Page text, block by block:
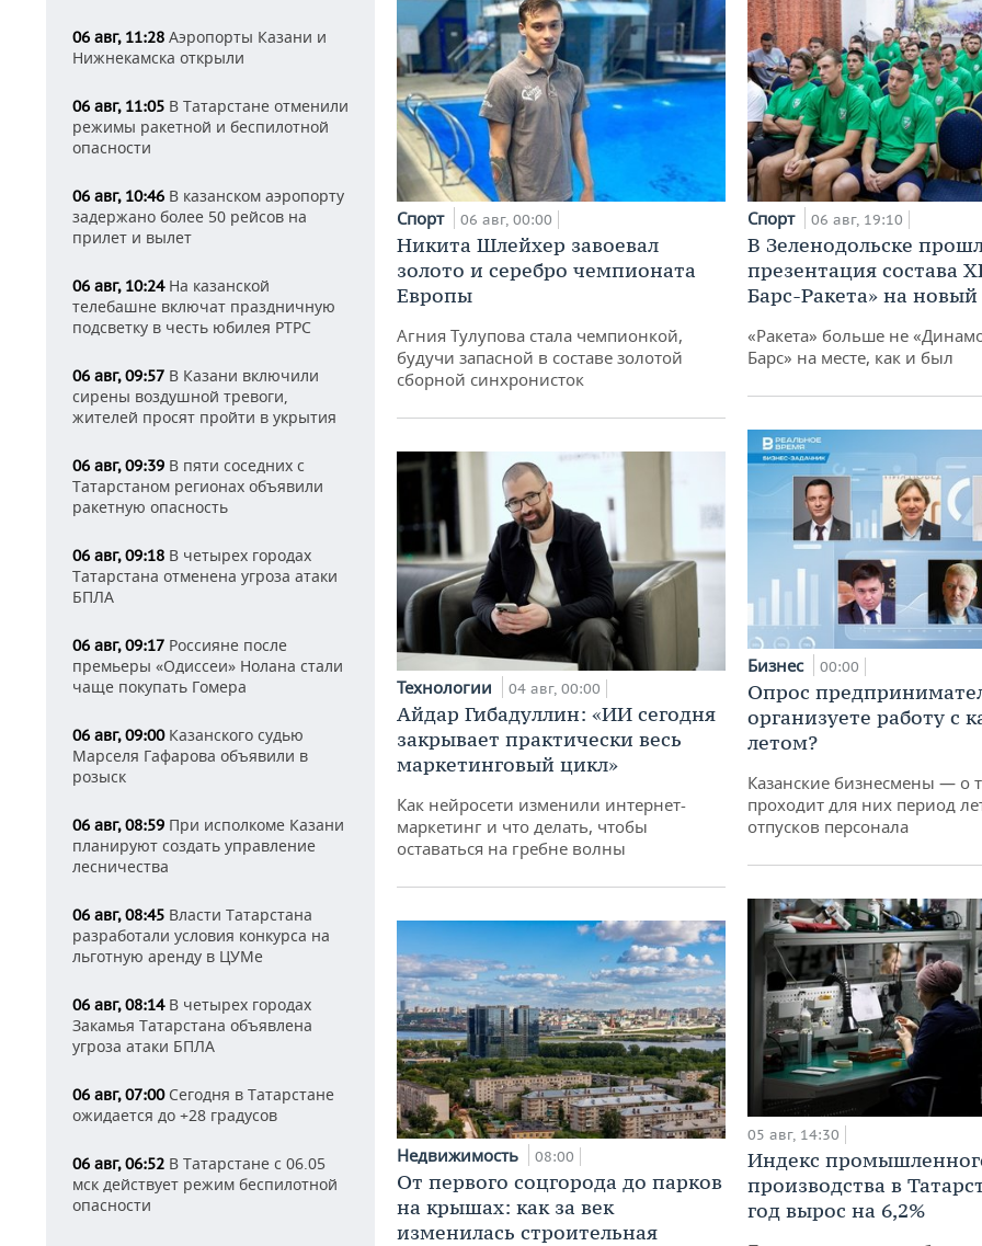
06 авг, 11:28 Аэропорты Казани и
Нижнекамска открыли
06 авг, 11:05 В Татарстане отменили
режимы ракетной и беспилотной
опасности
06 авг, 10:46 В казанском аэропорту
задержано более 50 рейсов на
прилет и вылет
06 авг, 10:24На казанской
телебашне включат праздничную
подсветку в честь юбилея РТРС
06 авг, 09:57 В Казани включили
сирены воздушной тревоги,
жителей просят пройти в укрытия
06 авг, 09:39 В пяти соседних с
Татарстаном регионах объявили
ракетную опасность
06 авг, 09:18 В четырех городах
Татарстана отменена угроза атаки
БПЛА
06 авг, 09:17 Россияне после
премьеры «Одиссеи» Нолана стали
чаще покупать Гомера
06 авг, 09:00Казанского судью
Марселя Гафарова объявили в
розыск
06 авг, 08:59 При исполкоме Казани
планируют создать управление
лесничества
06 авг, 08:45 Власти Татарстана
разработали условия конкурса на
льготную аренду в ЦУМе
06 авг, 08:14В четырех городах
Закамья Татарстана объявлена
угроза атаки БПЛА
06 авг, 07:00Сегодня в Татарстане
ожидается до +28 градусов
06 авг, 06:52 В Татарстане с 06.05
мск действует режим беспилотной
опасности
Спорт 06 авг, 00:00
Никита Шлейхер завоевал
золото и серебро чемпионата
Европы
Агния Тулупова стала чемпионкой,
будучи запасной в составе золотой
сборной синхронисток
Технологии 04 авг, 00:00
Айдар Гибадуллин: «ИИ сегодня
закрывает практически весь
маркетинговый цикл»
Как нейросети изменили интернет-
маркетинг и что делать, чтобы
оставаться на гребне волны
Недвижимость 08:00
От первого соцгорода до парков
на крышах: как за век
изменилась строительная
Спорт 06 авг, 19:10
В Зеленодольске
презентация состава
Барс-Ракета» на новый
«Ракета» больше не
Барс» на месте, как и был
Бизнес 00:00
Опрос
организуете работу с
летом?
Казанские бизнесмены — о
проходит для них период
отпусков персонала
05 авг, 14:30
Индекс
производства в
год вырос на 6,2%